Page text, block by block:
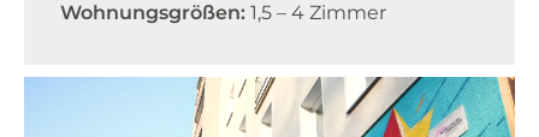
Wohnungsgrößen: 1,5 – 4 Zimmer